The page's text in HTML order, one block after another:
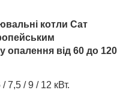
котли Сат
від 60 до 120
7,5 / 9 / 12 кВт.